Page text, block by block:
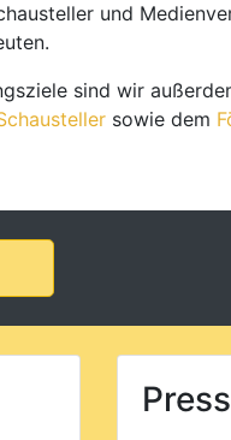
und
sind wir
sowie dem